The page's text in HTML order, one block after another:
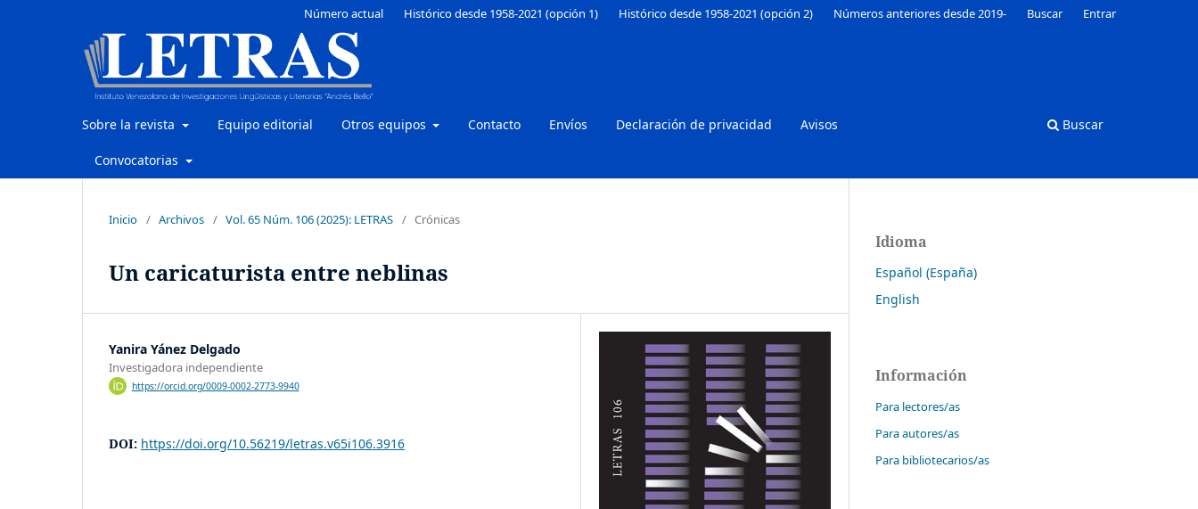
Sobre la revista Equipo editorial Otros equipos Contacto Envíos Declaración de privacidad Avisos
Convocatorias
Buscar
Número actual Histórico desde 1958-2021 (opción 1) Histórico desde 1958-2021 (opción 2) Números anteriores desde 2019- Buscar Entrar
Inicio / Archivos / Vol. 65 Núm. 106 (2025): LETRAS / Crónicas
Un caricaturista entre neblinas
Yanira Yánez Delgado
Investigadora independiente
https://orcid.org/0009-0002-2773-9940
DOI: https://doi.org/10.56219/letras.v65i106.3916
Idioma
Español (España)
English
Información
Para lectores/as
Para autores/as
Para bibliotecarios/as